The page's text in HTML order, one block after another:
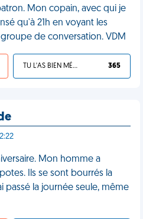
Mon copain, avec qui je
qu'à 21h en voyant les
de conversation. VDM
TU L'AS BIEN MÉRITÉ 365
Mon homme a
Ils se sont bourrés la
passé la journée seule, même